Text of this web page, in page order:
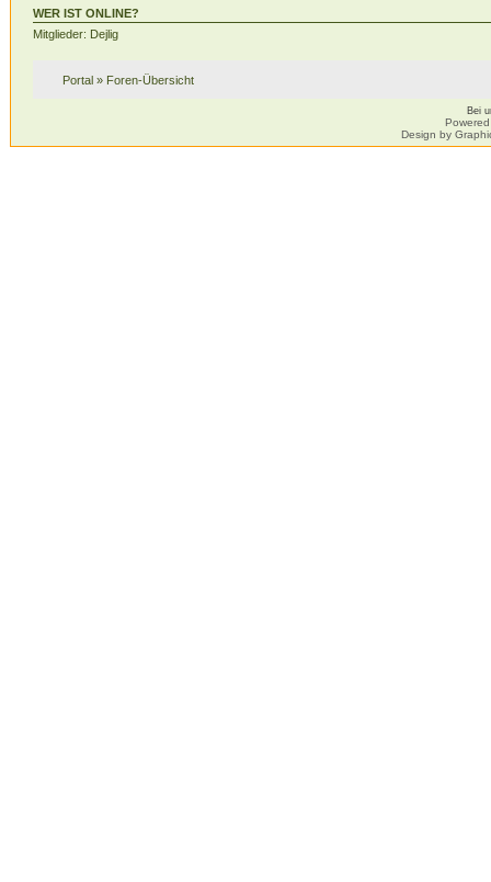
WER IST ONLINE?
Mitglieder: Dejlig
Portal» Foren-Übersicht
Bei
Design by